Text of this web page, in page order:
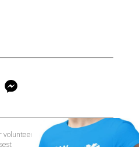
Telegram